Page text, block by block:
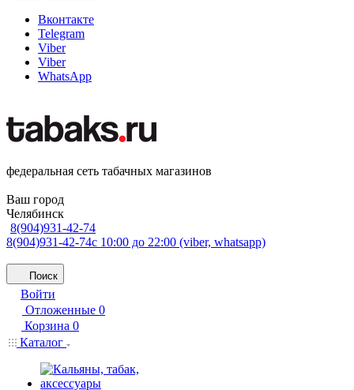
Вконтакте
Telegram
Viber
Viber
WhatsApp
федеральная сеть табачных магазинов
Ваш город
Челябинск
8(904)931-42-74
8(904)931-42-74с 10:00 до 22:00 (viber, whatsapp)
Поиск
Войти
Отложенные 0
Корзина 0
Каталог